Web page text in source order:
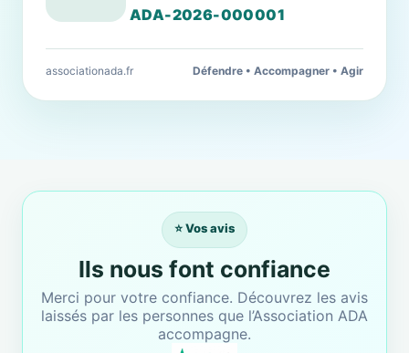
ADA-2026-000001
associationada.fr Défendre • Accompagner • Agir
⭐ Vos avis
Ils nous font confiance
Merci pour votre confiance. Découvrez les avis
laissés par les personnes que l’Association ADA
accompagne.